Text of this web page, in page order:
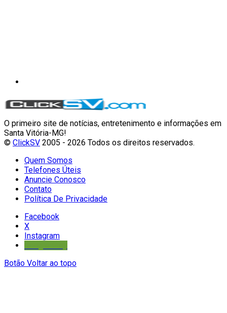
O primeiro site de notícias, entretenimento e informações em
Santa Vitória-MG!
© ClickSV 2005 - 2026 Todos os direitos reservados.
Quem Somos
Telefones Úteis
Anuncie Conosco
Contato
Política De Privacidade
Facebook
X
Instagram
Botão Voltar ao topo